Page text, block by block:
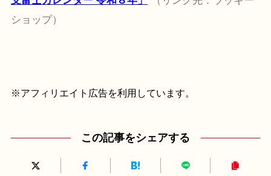
ショップ）
※アフィリエイト広告を利用しています。
この記事をシェアする